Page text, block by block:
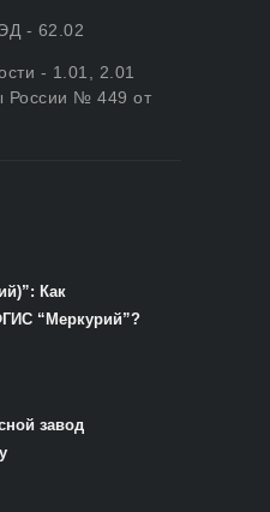
- 62.02
- 1.01, 2.01
России № 449 от
Как
“Меркурий”?
завод